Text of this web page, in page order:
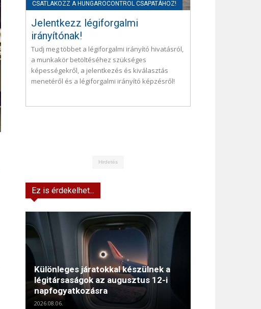
Jelentkezz légiforgalmi
irányítónak!
Tudj meg többet a légiforgalmi irányító hivatásról,
a munkakör betöltéséhez szükséges
képességekről, a jelentkezés és kiválasztás
menetéről és a légiforgalmi irányító képzésről!
Hirdetés
Ez is érdekelhet...
Különleges járatokkal készülnek a
légitársaságok az augusztus 12-i
napfogyatkozásra
2026.08.06.